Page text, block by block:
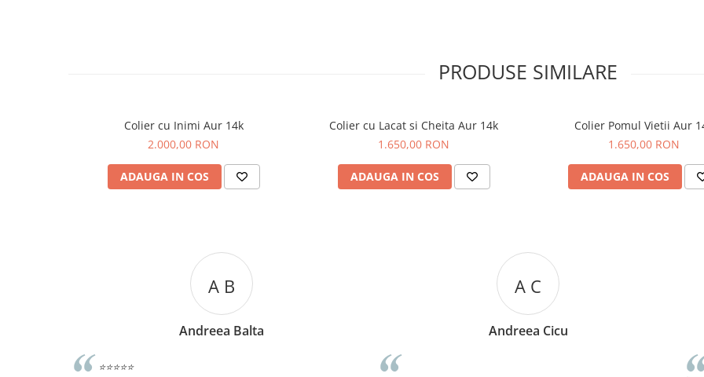
PRODUSE SIMILARE
Colier cu Inimi Aur 14k
2.000,00 RON
ADAUGA IN COS
Colier cu Lacat si Cheita Aur 14k
1.650,00 RON
ADAUGA IN COS
Colier Pomul Vietii Aur
1.650,00 RON
ADAUGA IN COS
A C
Andreea Cicu
R R
Rizea Ramona